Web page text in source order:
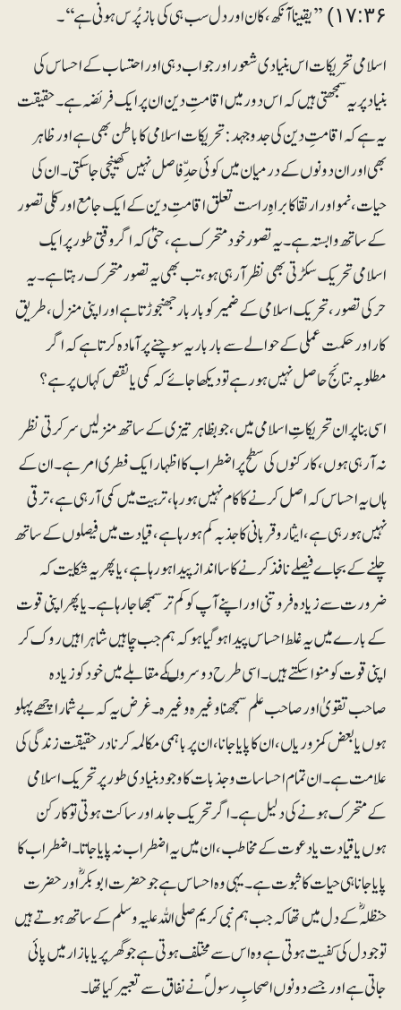
۱۷:۳۶) ’’یقینا آنکھ، کان اور دل سب ہی کی بازپُرس ہونی ہے‘‘۔
اسلامی تحریکات اس بنیادی شعور اور جواب دہی اور احتساب کے احساس کی
بنیاد پر یہ سمجھتی ہیں کہ اس دور میں اقامتِ دین ان پر ایک فریضہ ہے ۔ حقیقت
یہ ہے کہ اقامتِ دین کی جدوجہد: تحریکات اسلامی کا باطن بھی ہے اور ظاہر
بھی اور ان دونوں کے درمیان میں کوئی حدِّ فاصل نہیں کھینچی جاسکتی ۔ ان کی
حیات، نمو اور ارتقا کا براہِ راست تعلق اقامتِ دین کے ایک جامع اور کلی تصور
کے ساتھ وابستہ ہے ۔ یہ تصورخودمتحرک ہے، حتیٰ کہ اگر وقتی طور پر ایک
اسلامی تحریک سکڑتی بھی نظر آرہی ہو، تب بھی یہ تصور متحرک رہتا ہے ۔ یہ
حرکی تصور، تحریک اسلامی کے ضمیر کو بار بار جھنجوڑتا ہے اور اپنی منزل، طریق
کار اور حکمت عملی کے حوالے سے بار بار یہ سوچنے پر آمادہ کرتا ہے کہ اگر
مطلوبہ نتائج حاصل نہیں ہو رہے تو دیکھا جائے کہ کمی یا نقص کہاں پر ہے ؟
اسی بنا پر ان تحریکاتِ اسلامی میں، جو بظاہر تیزی کے ساتھ منزلیں سر کرتی نظر
نہ آرہی ہوں، کارکنوں کی سطح پر اضطراب کا اظہار ایک فطری امر ہے۔ ان کے
ہاں یہ احساس کہ اصل کرنے کا کام نہیں ہو رہا ، تربیت میں کمی آرہی ہے ،ترقی
نہیں ہو رہی ہے، ایثار و قربانی کا جذبہ کم ہو رہا ہے ، قیادت میں فیصلوں کے ساتھ
چلنے کے بجاے فیصلے نافذ کرنے کا سا انداز پیدا ہو رہا ہے، یا پھر یہ شکایت کہ
ضرورت سے زیادہ فروتنی اور اپنے آپ کو کم تر سمجھا جارہا ہے۔ یا پھر اپنی قوت
کے بارے میں یہ غلط احساس پیدا ہو گیا ہو کہ ہم جب چاہیں شاہراہیں روک کر
اپنی قوت کو منوا سکتے ہیں ۔ اسی طرح دوسروںکے مقابلے میں خود کو زیادہ
صاحب تقویٰ اور صاحب علم سمجھنا وغیرہ وغیرہ۔ غرض یہ کہ بے شمار اچھے پہلو
ہوں یا بعض کمزوریاں ، ان کا پایا جانا، ان پر باہمی مکالمہ کرنا درحقیقت زندگی کی
علامت ہے۔ان تمام احساسات و جذ بات کا وجود بنیادی طور پر تحریک اسلامی
کے متحرک ہونے کی دلیل ہے۔ اگر تحریک جامد اور ساکت ہوتی تو کارکن
ہوں یا قیادت یا دعوت کے مخاطب ، ان میں یہ اضطراب نہ پایا جاتا۔ اضطراب کا
پایا جانا ہی حیات کا ثبوت ہے۔ یہی وہ احساس ہے جو حضرت ابوبکرؓ اور حضرت
حنظلہ ؓ کے دل میں تھا کہ جب ہم نبی کریم صلی اللہ علیہ وسلم کے ساتھ ہوتے ہیں
تو جو دل کی کفیت ہوتی ہے وہ اس سے مختلف ہوتی ہے جو گھر پر یا بازار میں پائی
جاتی ہے اور جسے دونوں اصحابِ رسولؐ نے نفاق سے تعبیر کیا تھا ۔